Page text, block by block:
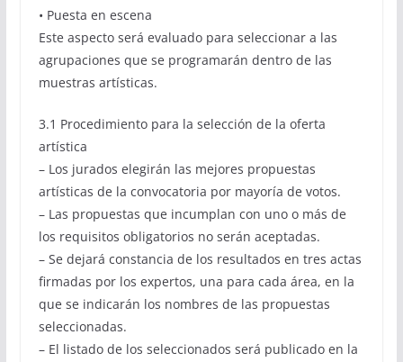
• Puesta en escena
Este aspecto será evaluado para seleccionar a las
agrupaciones que se programarán dentro de las
muestras artísticas.
3.1 Procedimiento para la selección de la oferta
artística
– Los jurados elegirán las mejores propuestas
artísticas de la convocatoria por mayoría de votos.
– Las propuestas que incumplan con uno o más de
los requisitos obligatorios no serán aceptadas.
– Se dejará constancia de los resultados en tres actas
firmadas por los expertos, una para cada área, en la
que se indicarán los nombres de las propuestas
seleccionadas.
– El listado de los seleccionados será publicado en la